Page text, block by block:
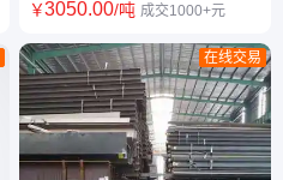
钢结构立柱用H钢 高强度型材
￥3050.00/吨 成交1000+元
在线交易